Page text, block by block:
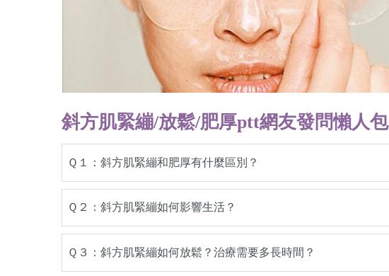
斜方肌緊繃/放鬆/肥厚ptt網友發問懶人包
Ｑ１：斜方肌緊繃和肥厚有什麼區別？
Ｑ２：斜方肌緊繃如何影響生活？
Ｑ３：斜方肌緊繃如何放鬆？治療需要多長時間？